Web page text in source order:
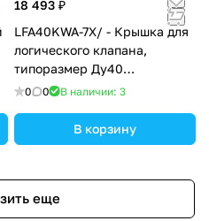
18 493 ₽
LFA40KWA-7X/ - Крышка для
логического клапана,
типоразмер Ду40
функционал - KWA = крышка
''ИЛИ'' под установку
распределителя Ду6, три
из канала B, внешний канал
X - нет, уплотнение NBR
0 0 В наличии: 3
В корзину
еще